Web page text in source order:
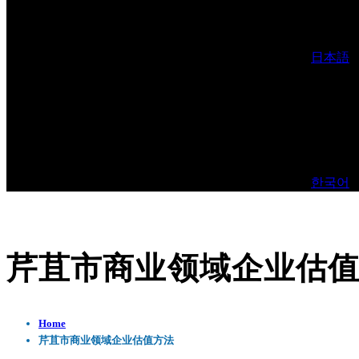
日本語
한국어
芹苴市商业领域企业估
Home
芹苴市商业领域企业估值方法